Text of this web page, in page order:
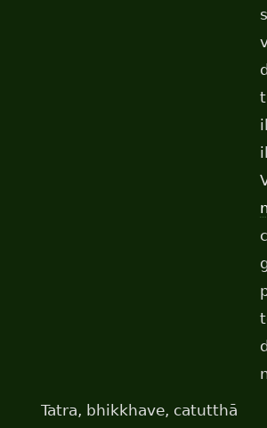
Tatra, bhikkhave, catutthā